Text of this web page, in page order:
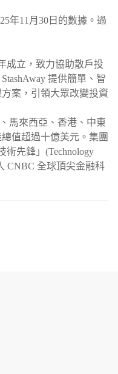
年11月30日的數據。過
成立，致力協助散戶投
提供簡單、智
案，引領大眾改變投資
馬來西亞、香港、中東
值超過十億美元。集團
術先鋒」(Technology
CNBC 全球頂尖金融科